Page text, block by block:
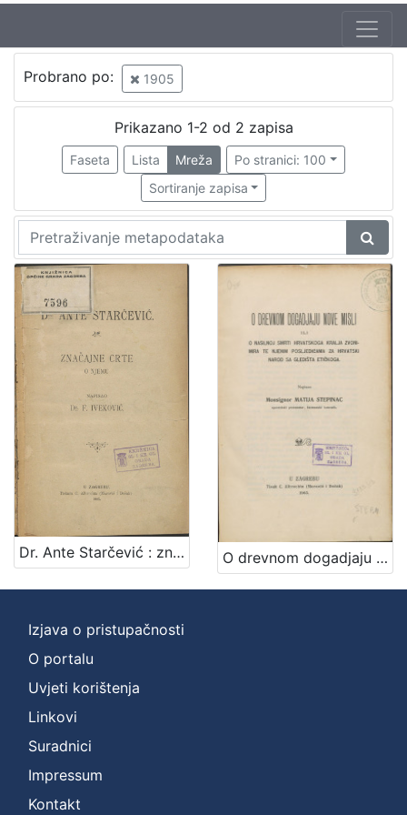
Probrano po: 1905
Prikazano 1-2 od 2 zapisa
Faseta Lista Mreža
Po stranici: 100
Sortiranje zapisa
Dr. Ante Starčević : značajne crte o njemu / napisao F. Iveković O drevnom dogadjaju nove misli ili O nasilnoj smrti hrvatskoga kralja Zvonimira te njenim posljedicama za hrvatski narod sa gledišta etičkoga / napisao Matija Stepinac
Izjava o pristupačnosti
O portalu
Uvjeti korištenja
Linkovi
Suradnici
Impressum
Kontakt